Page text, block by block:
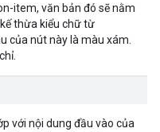
item, văn bản đó sẽ nằm
thừa kiểu chữ từ
của nút này là màu xám.
với nội dung đầu vào của